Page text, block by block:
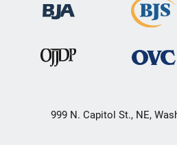
999 N. Capitol St., NE,